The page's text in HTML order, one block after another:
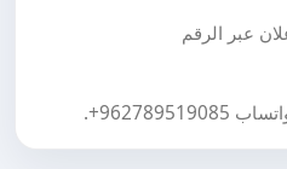
عبر الرقم
+962789519085
.